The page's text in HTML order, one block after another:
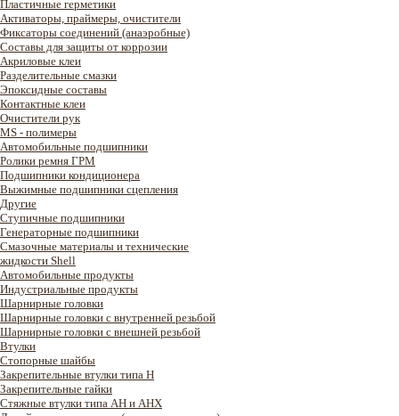
Пластичные герметики
Активаторы, праймеры, очистители
Фиксаторы соединений (анаэробные)
Составы для защиты от коррозии
Акриловые клеи
Разделительные смазки
Эпоксидные составы
Контактные клеи
Очистители рук
MS - полимеры
Автомобильные подшипники
Ролики ремня ГРМ
Подшипники кондиционера
Выжимные подшипники сцепления
Другие
Ступичные подшипники
Генераторные подшипники
Смазочные материалы и технические
жидкости Shell
Автомобильные продукты
Индустриальные продукты
Шарнирные головки
Шарнирные головки с внутренней резьбой
Шарнирные головки с внешней резьбой
Втулки
Стопорные шайбы
Закрепительные втулки типа H
Закрепительные гайки
Стяжные втулки типа AH и AHX